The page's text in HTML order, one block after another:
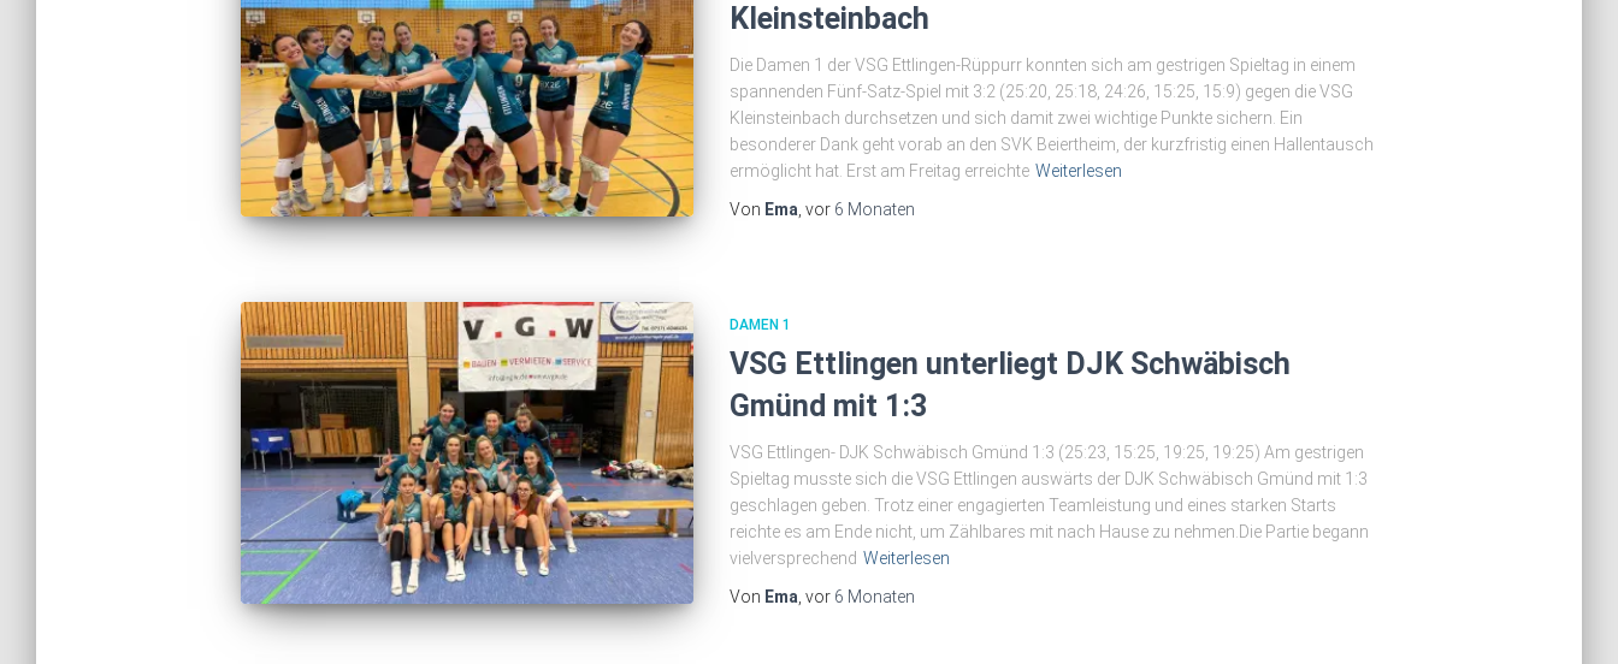
Kleinsteinbach
Die Damen 1 der VSG Ettlingen-Rüppurr konnten sich am gestrigen Spieltag in einem
spannenden Fünf-Satz-Spiel mit 3:2 (25:20, 25:18, 24:26, 15:25, 15:9) gegen die VSG
Kleinsteinbach durchsetzen und sich damit zwei wichtige Punkte sichern. Ein
besonderer Dank geht vorab an den SVK Beiertheim, der kurzfristig einen Hallentausch
ermöglicht hat. Erst am Freitag erreichte Weiterlesen
Von Ema , vor 6 Monaten
DAMEN 1
VSG Ettlingen unterliegt DJK Schwäbisch
Gmünd mit 1:3
VSG Ettlingen- DJK Schwäbisch Gmünd 1:3 (25:23, 15:25, 19:25, 19:25) Am gestrigen
Spieltag musste sich die VSG Ettlingen auswärts der DJK Schwäbisch Gmünd mit 1:3
geschlagen geben. Trotz einer engagierten Teamleistung und eines starken Starts
reichte es am Ende nicht, um Zählbares mit nach Hause zu nehmen.Die Partie begann
vielversprechend Weiterlesen
Von Ema , vor 6 Monaten